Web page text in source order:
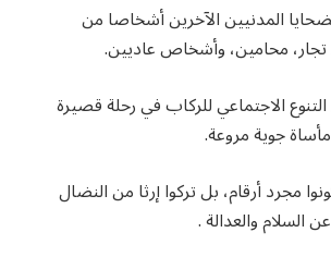
المدنيين الآخرين أشخاصا من
محامين، وأشخاص عاديين.
الاجتماعي للركاب في رحلة قصيرة
جوية مروعة.
مجرد أرقام، بل تركوا إرثا من النضال
السلام والعدالة .